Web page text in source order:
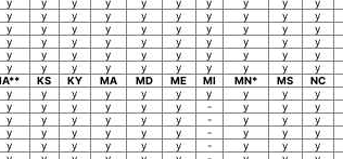
y y y y y y y y y y
y y y y y y y y y y
y y y y y y y y y y
y y y y y y y y y y
y y y y y y y y y y
IA** KS KY MA MD ME MI MN* MS NC
y y y y y y y y y y
y y y y y y - y y y
y y y y y y - y y y
y y y y y y - y y y
y y y y y y - y y y